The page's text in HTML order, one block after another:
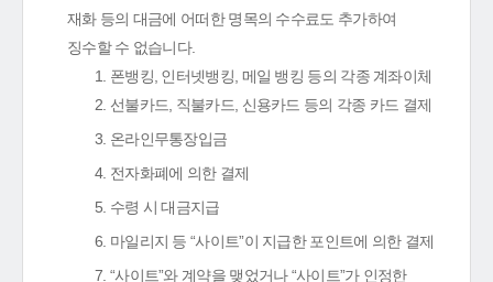
재화 등의 대금에 어떠한 명목의 수수료도 추가하여
징수할 수 없습니다.
1. 폰뱅킹, 인터넷뱅킹, 메일 뱅킹 등의 각종 계좌이체
2. 선불카드, 직불카드, 신용카드 등의 각종 카드 결제
3. 온라인무통장입금
4. 전자화폐에 의한 결제
5. 수령 시 대금지급
6. 마일리지 등 “사이트”이 지급한 포인트에 의한 결제
7. “사이트”와 계약을 맺었거나 “사이트”가 인정한